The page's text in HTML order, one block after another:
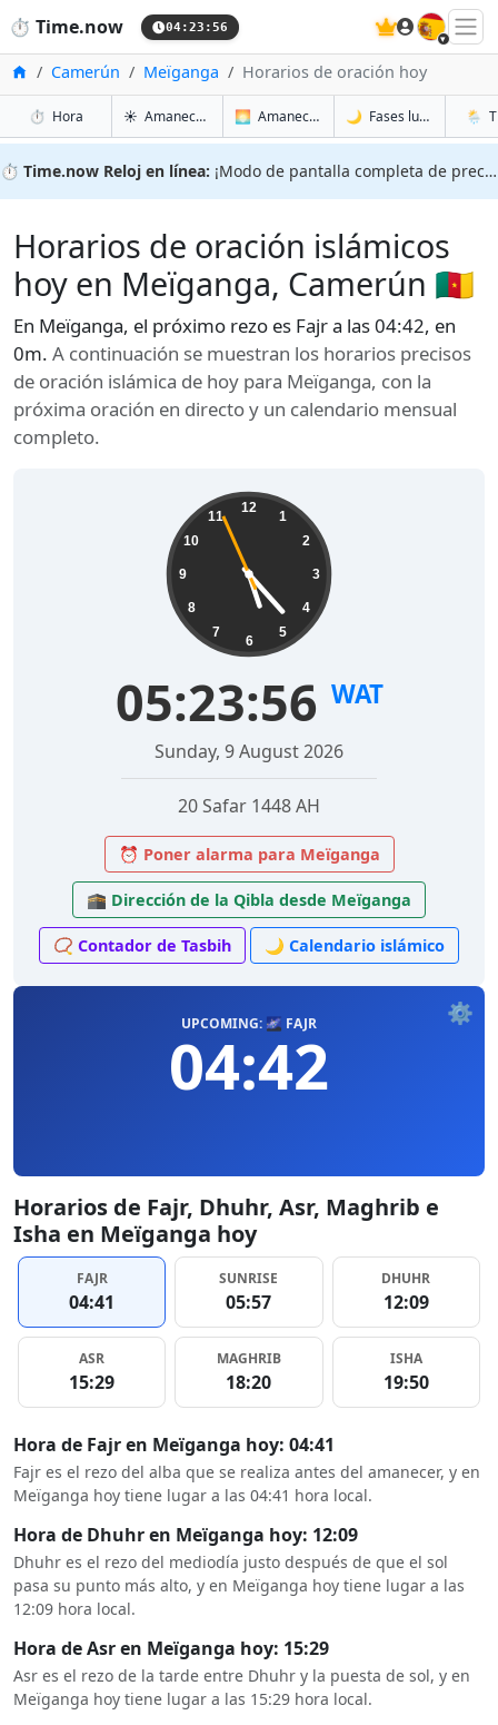
⏱️ Time.now 04:23:57 🇪🇸
InicioCamerún Meïganga Horarios de oración hoy
⏱️ Horaen Meïganga
☀️ Amanecer y atardecer en Meïganga
🌅 Amanecer y atardecer mañana en
🌙 Fases lunares en
🌦️
⏱️ Time.now Reloj en línea: ¡Modo de pantalla completa de precisión!
Horarios de oración islámicos
hoy en Meïganga, Camerún 🇨🇲
En Meïganga, el próximo rezo es Fajr a las 04:42, en
0m. A continuación se muestran los horarios precisos
de oración islámica de hoy para Meïganga, con la
próxima oración en directo y un calendario mensual
completo.
12
1
2
3
4
5
6
7
8
9
10
11
05:23:57 WAT
Sunday, 9 August 2026
20 Safar 1448 AH
⏰ Poner alarma para Meïganga
🕋 Dirección de la Qibla desde Meïganga
📿 Contador de Tasbih 🌙 Calendario islámico
⚙️
UPCOMING: 🌌 FAJR
04:42
Horarios de Fajr, Dhuhr, Asr, Maghrib e
Isha en Meïganga hoy
FAJR
04:41
SUNRISE
05:57
DHUHR
12:09
ASR
15:29
MAGHRIB
18:20
ISHA
19:50
Hora de Fajr en Meïganga hoy: 04:41
Fajr es el rezo del alba que se realiza antes del amanecer, y en
Meïganga hoy tiene lugar a las 04:41 hora local.
Hora de Dhuhr en Meïganga hoy: 12:09
Dhuhr es el rezo del mediodía justo después de que el sol
pasa su punto más alto, y en Meïganga hoy tiene lugar a las
12:09 hora local.
Hora de Asr en Meïganga hoy: 15:29
Asr es el rezo de la tarde entre Dhuhr y la puesta de sol, y en
Meïganga hoy tiene lugar a las 15:29 hora local.